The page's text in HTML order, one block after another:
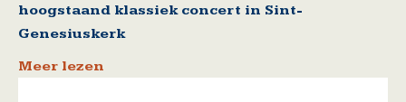
hoogstaand klassiek concert in Sint-
Genesiuskerk
Meer lezen